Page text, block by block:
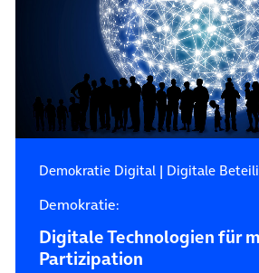
Demokratie Digital| Digitale
Demokratie:
Digitale Technologien für
Partizipation